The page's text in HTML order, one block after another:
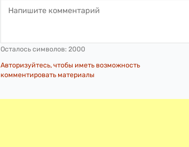
Осталось символов: 2000
Авторизуйтесь, чтобы иметь возможность
комментировать материалы